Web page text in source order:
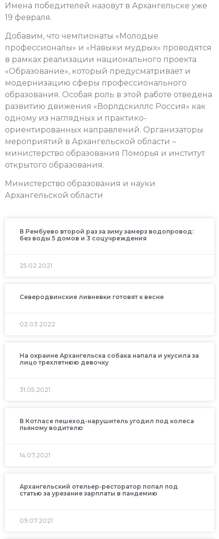
Имена победителей назовут в Архангельске уже
19 февраля.
Добавим, что чемпионаты «Молодые
профессионалы» и «Навыки мудрых» проводятся
в рамках реализации национального проекта
«Образование», который предусматривает и
модернизацию сферы профессионального
образования. Особая роль в этой работе отведена
развитию движения «Ворлдскиллс Россия» как
одному из наглядных и практико-
ориентированных направлений. Организаторы
мероприятий в Архангельской области –
министерство образования Поморья и институт
открытого образования.
Министерство образования и науки
Архангельской области
В Рембуево второй раз за зиму замерз водопровод:
без воды 5 домов и 3 соцучреждения
25.02.2021
Северодвинские ливневки готовят к весне
02.03.2022
На окраине Архангельска собака напала и укусила за
лицо трехлетнюю девочку
31.05.2021
В Котласе пешеход-нарушитель угодил под колеса
пьяному водителю
14.07.2021
Архангельский отельер-ресторатор попал под
статью за урезание зарплаты в пандемию
09.07.2021